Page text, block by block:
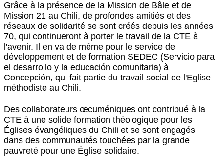
Grâce à la présence de la Mission de Bâle et de
Mission 21 au Chili, de profondes amitiés et des
réseaux de solidarité se sont créés depuis les années
70, qui continueront à porter le travail de la CTE à
l'avenir. Il en va de même pour le service de
développement et de formation SEDEC (Servicio para
el desarrollo y la educación comunitaria) à
Concepción, qui fait partie du travail social de l'Eglise
méthodiste au Chili.
Des collaborateurs œcuméniques ont contribué à la
CTE à une solide formation théologique pour les
Églises évangéliques du Chili et se sont engagés
dans des communautés touchées par la grande
pauvreté pour une Église solidaire.